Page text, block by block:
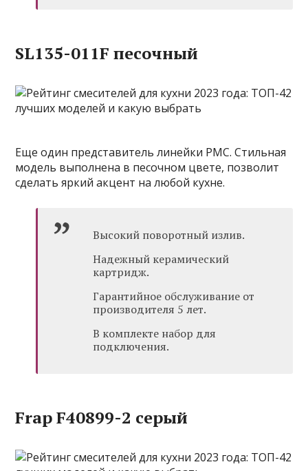
SL135-011F песочный
Еще один представитель линейки РМС. Стильная
модель выполнена в песочном цвете, позволит
сделать яркий акцент на любой кухне.
Высокий поворотный излив.
Надежный керамический
картридж.
Гарантийное обслуживание от
производителя 5 лет.
В комплекте набор для
подключения.
Frap F40899-2 серый